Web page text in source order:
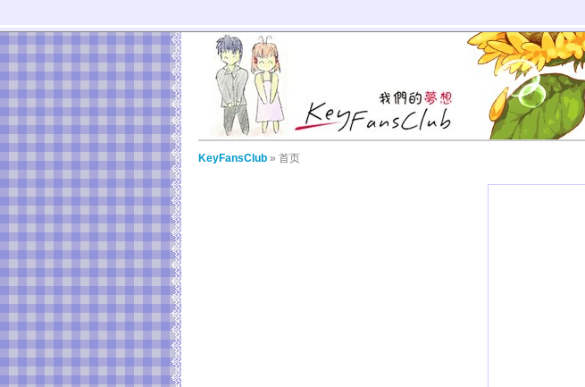
KeyFansClub » 首页